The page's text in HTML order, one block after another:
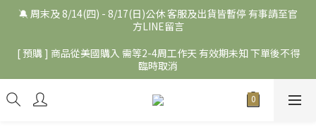
🔕 周末及 8/14(四) - 8/17(日)公休 客服及出貨皆暫停 有事請至官
方LINE留言
[ 預購 ] 商品從美國購入 需等2-4周工作天 有效期未知 下單後不得
臨時取消